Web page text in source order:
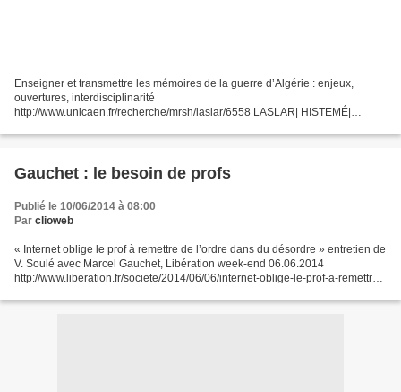
Enseigner et transmettre les mémoires de la guerre d’Algérie : enjeux,
ouvertures, interdisciplinarité
http://www.unicaen.fr/recherche/mrsh/laslar/6558 LASLAR| HISTEMÉ|
Normandie - Mémorial de Caendébut...
Gauchet : le besoin de profs
Publié le 10/06/2014 à 08:00
Par clioweb
« Internet oblige le prof à remettre de l’ordre dans du désordre » entretien de
V. Soulé avec Marcel Gauchet, Libération week-end 06.06.2014
http://www.liberation.fr/societe/2014/06/06/internet-oblige-le-prof-a-remettre-